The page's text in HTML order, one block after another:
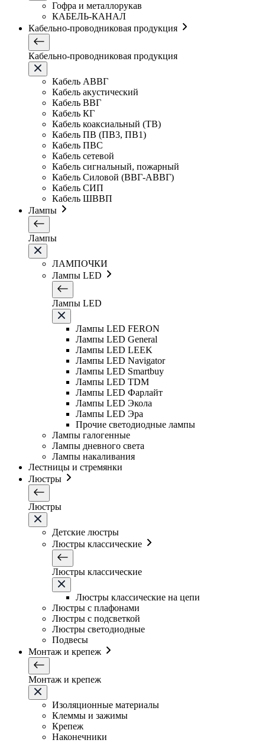
Гофра и металлорукав
КАБЕЛЬ-КАНАЛ
Кабельно-проводниковая продукция
Кабельно-проводниковая продукция
Кабель АВВГ
Кабель акустический
Кабель ВВГ
Кабель КГ
Кабель коаксиальный (ТВ)
Кабель ПВ (ПВ3, ПВ1)
Кабель ПВС
Кабель сетевой
Кабель сигнальный, пожарный
Кабель Силовой (ВВГ-АВВГ)
Кабель СИП
Кабель ШВВП
Лампы
Лампы
ЛАМПОЧКИ
Лампы LED
Лампы LED
Лампы LED FERON
Лампы LED General
Лампы LED LEEK
Лампы LED Navigator
Лампы LED Smartbuy
Лампы LED TDM
Лампы LED Фарлайт
Лампы LED Экола
Лампы LED Эра
Прочие светодиодные лампы
Лампы галогенные
Лампы дневного света
Лампы накаливания
Лестницы и стремянки
Люстры
Люстры
Детские люстры
Люстры классические
Люстры классические
Люстры классические на цепи
Люстры с плафонами
Люстры с подсветкой
Люстры светодиодные
Подвесы
Монтаж и крепеж
Монтаж и крепеж
Изоляционные материалы
Клеммы и зажимы
Крепеж
Наконечники